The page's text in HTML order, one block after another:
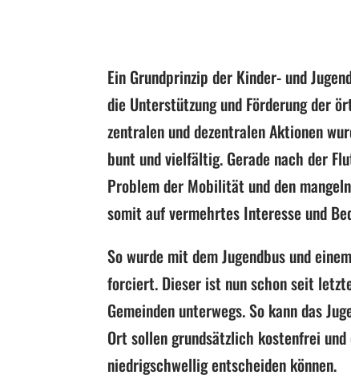
Ein Grundprinzip der Kinder- und
die Unterstützung und Förderung der
zentralen und dezentralen Aktionen
bunt und vielfältig. Gerade nach der
Problem der Mobilität und den
somit auf vermehrtes Interesse und
Sowurde mitdemJugendbus und
forciert. Dieser ist nun schon seit
Gemeinden unterwegs.So kann das
Ort sollen grundsätzlich kostenfrei
niedrigschwelligentscheiden können.